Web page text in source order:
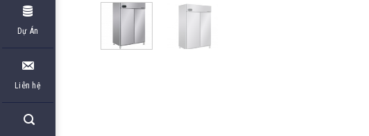
Dự Án
Liên hệ